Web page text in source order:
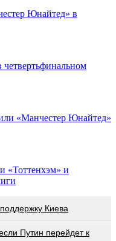
Юнайтед» в
«Манчестер Юнайтед»
«Тоттенхэм» и
Киева
Путин перейдет к